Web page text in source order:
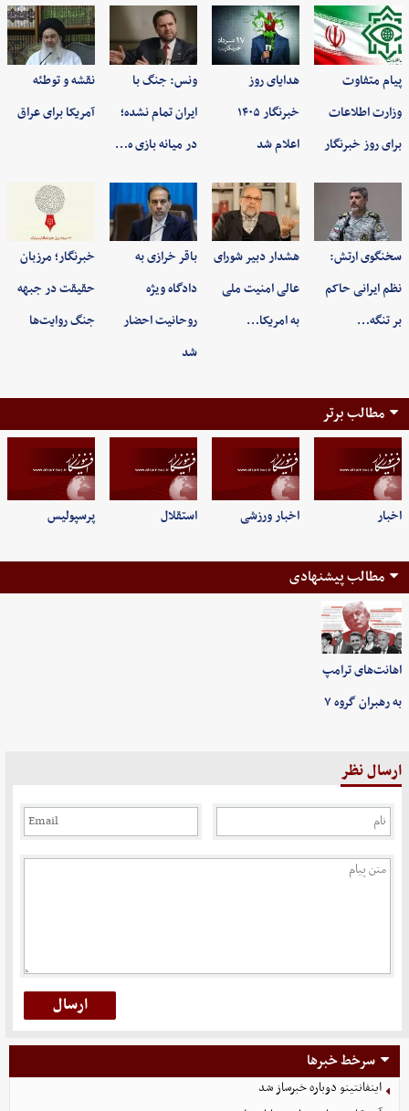
پیام متفاوت
وزارت اطلاعات
برای روز خبرنگار
هدایای روز
خبرنگار ۱۴۰۵
اعلام شد
ونس: جنگ با
ایران تمام نشده؛
در میانه بازی ه…
نقشه و توطئه
آمریکا برای عراق
سخنگوی ارتش:
نظم ایرانی حاکم
بر تنگه…
هشدار دبیر شورای
عالی امنیت ملی
به امریکا…
باقر خرازی به
دادگاه ویژه
روحانیت احضار
شد
خبرنگار؛ مرزبان
حقیقت در جبهه
جنگ روایت‌ها
مطالب برتر
اخبار اخبار ورزشی استقلال پرسپولیس
مطالب پیشنهادی
اهانت‌های ترامپ
به رهبران گروه ۷
ارسال نظر
سرخط خبرها
اینفانتینو دوباره خبرساز شد